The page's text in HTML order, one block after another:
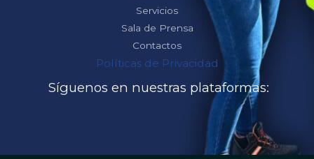
Servicios
Sala de Prensa
Contactos
Políticas de Privacidad
Síguenos en nuestras plataformas: